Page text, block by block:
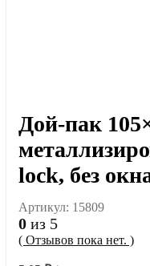
Дой-пак
lock, без
Артикул: 15809
0 из 5
( Отзывов пока нет. )